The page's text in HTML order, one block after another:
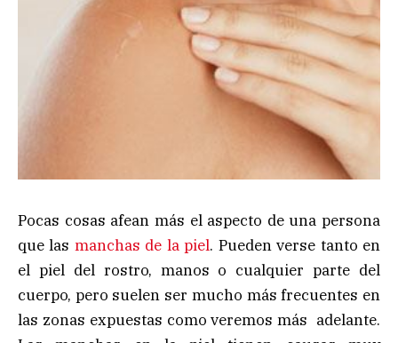
Pocas cosas afean más el aspecto de una persona
que las manchas de la piel. Pueden verse tanto en
el piel del rostro, manos o cualquier parte del
cuerpo, pero suelen ser mucho más frecuentes en
las zonas expuestas como veremos más adelante.